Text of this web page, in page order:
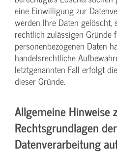
eine Einwilligung zur
werden Ihre Daten
rechtlich zulässigen Gründe
personenbezogenen Daten
handelsrechtliche
letztgenannten Fall erfolgt
dieser Gründe.
Allgemeine Hinweise
Rechtsgrundlagen der
Datenverarbeitung